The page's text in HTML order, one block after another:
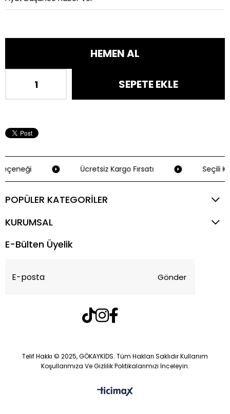
Ücretsiz Kargo Fırsatı Seçili
POPÜLER KATEGORİLER
KURUMSAL
E-Bülten Üyelik
Gönder
Telif Hakkı © 2025, GÖKAYKİDS. Tüm Hakları Saklıdır Kullanım
Koşullarımıza Ve Gizlilik Politikalarımızı İnceleyin.